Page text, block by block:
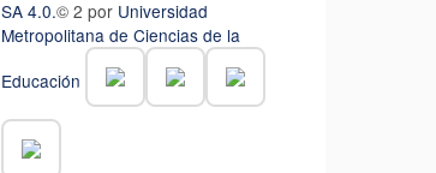
SA 4.0.© 2 por Universidad
Metropolitana de Ciencias de la
Educación